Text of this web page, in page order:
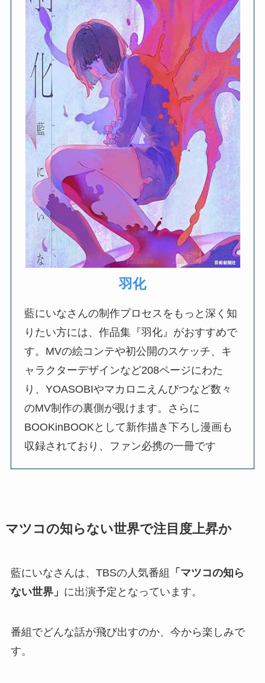
羽化
藍にいなさんの制作プロセスをもっと深く知
りたい方には、作品集『羽化』がおすすめで
す。MVの絵コンテや初公開のスケッチ、キ
ャラクターデザインなど208ページにわた
り、YOASOBIやマカロニえんぴつなど数々
のMV制作の裏側が覗けます。さらに
BOOKinBOOKとして新作描き下ろし漫画も
収録されており、ファン必携の一冊です
マツコの知らない世界で注目度上昇か
藍にいなさんは、TBSの人気番組
「マツコの知ら
ない世界」 に出演予定となっています。
番組でどんな話が飛び出すのか、今から楽しみで
す。